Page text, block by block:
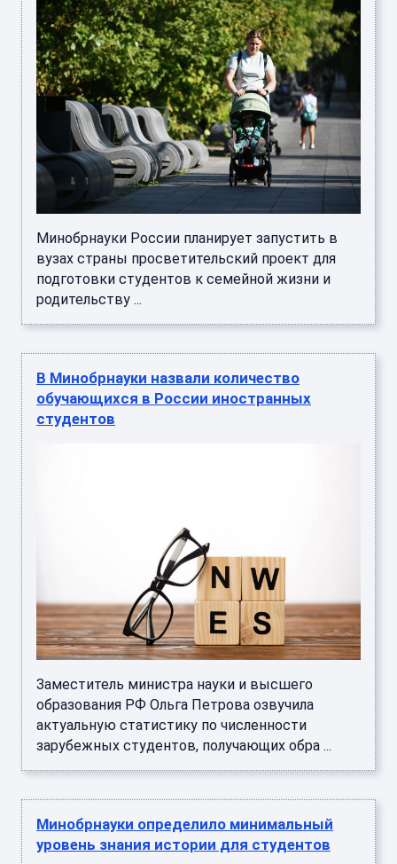
Минобрнауки России планирует запустить в
вузах страны просветительский проект для
подготовки студентов к семейной жизни и
родительству ...
В Минобрнауки назвали количество
обучающихся в России иностранных
студентов
Заместитель министра науки и высшего
образования РФ Ольга Петрова озвучила
актуальную статистику по численности
зарубежных студентов, получающих обра ...
Минобрнауки определило минимальный
уровень знания истории для студентов